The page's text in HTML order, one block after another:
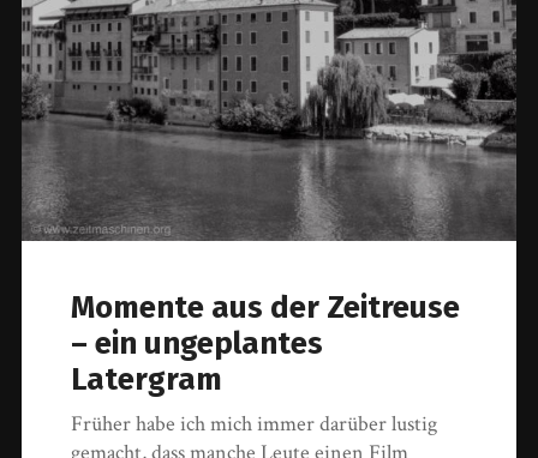
Momente aus der Zeitreuse
– ein ungeplantes
Latergram
Früher habe ich mich immer darüber lustig